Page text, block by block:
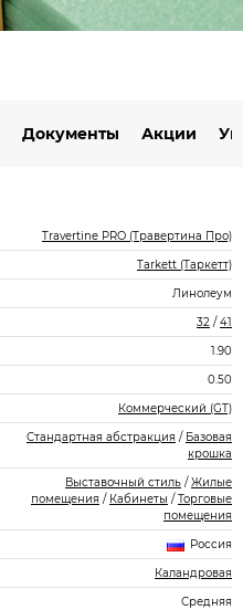
Документы Акции
Travertine PRO (Травертина Про)
Tarkett (Таркетт)
Линолеум
32 /41
1.90
0.50
Коммерческий (GT)
Стандартная абстракция / Базовая
крошка
Выставочный стиль /Жилые
помещения / Кабинеты /Торговые
помещения
Россия
Каландровая
Средняя